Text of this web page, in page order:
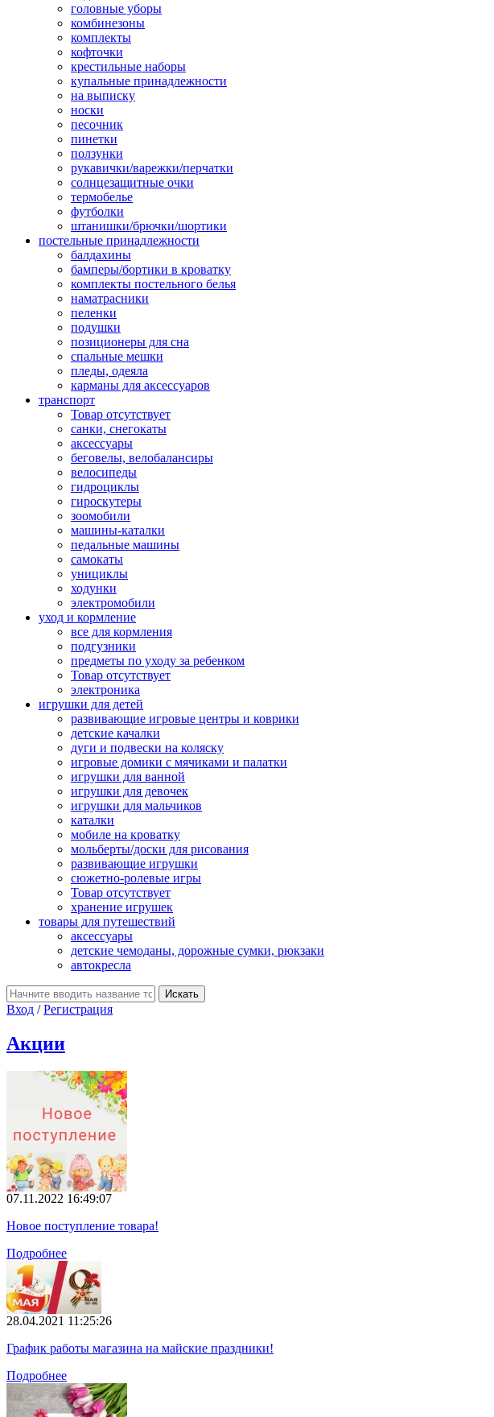
головные уборы
комбинезоны
комплекты
кофточки
крестильные наборы
купальные принадлежности
на выписку
носки
песочник
пинетки
ползунки
рукавички/варежки/перчатки
солнцезащитные очки
термобелье
футболки
штанишки/брючки/шортики
постельные принадлежности
балдахины
бамперы/бортики в кроватку
комплекты постельного белья
наматрасники
пеленки
подушки
позиционеры для сна
спальные мешки
пледы, одеяла
карманы для аксеcсуаров
транспорт
Товар отсутствует
санки, снегокаты
аксессуары
беговелы, велобалансиры
велосипеды
гидроциклы
гироскутеры
зоомобили
машины-каталки
педальные машины
самокаты
унициклы
ходунки
электромобили
уход и кормление
все для кормления
подгузники
предметы по уходу за ребенком
Товар отсутствует
электроника
игрушки для детей
развивающие игровые центры и коврики
детские качалки
дуги и подвески на коляску
игровые домики с мячиками и палатки
игрушки для ванной
игрушки для девочек
игрушки для мальчиков
каталки
мобиле на кроватку
мольберты/доски для рисования
развивающие игрушки
сюжетно-ролевые игры
Товар отсутствует
хранение игрушек
товары для путешествий
аксессуары
детские чемоданы, дорожные сумки, рюкзаки
автокресла
Вход /Регистрация
Акции
07.11.2022 16:49:07
Новое поступление товара!
Подробнее
28.04.2021 11:25:26
График работы магазина на майские праздники!
Подробнее